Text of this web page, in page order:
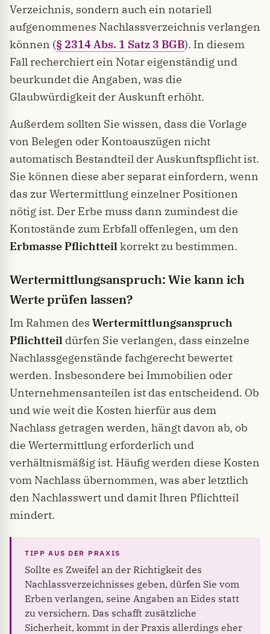
Verzeichnis, sondern auch ein notariell
aufgenommenes Nachlassverzeichnis verlangen
können (§ 2314 Abs. 1 Satz 3 BGB). In diesem
Fall recherchiert ein Notar eigenständig und
beurkundet die Angaben, was die
Glaubwürdigkeit der Auskunft erhöht.
Außerdem sollten Sie wissen, dass die Vorlage
von Belegen oder Kontoauszügen nicht
automatisch Bestandteil der Auskunftspflicht ist.
Sie können diese aber separat einfordern, wenn
das zur Wertermittlung einzelner Positionen
nötig ist. Der Erbe muss dann zumindest die
Kontostände zum Erbfall offenlegen, um den
Erbmasse Pflichtteilkorrekt zu bestimmen.
Wertermittlungsanspruch: Wie kann ich
Werte prüfen lassen?
Im Rahmen des Wertermittlungsanspruch
Pflichtteil dürfen Sie verlangen, dass einzelne
Nachlassgegenstände fachgerecht bewertet
werden. Insbesondere bei Immobilien oder
Unternehmensanteilen ist das entscheidend. Ob
und wie weit die Kosten hierfür aus dem
Nachlass getragen werden, hängt davon ab, ob
die Wertermittlung erforderlich und
verhältnismäßig ist. Häufig werden diese Kosten
vom Nachlass übernommen, was aber letztlich
den Nachlasswert und damit Ihren Pflichtteil
mindert.
Sollte es Zweifel an der Richtigkeit des
Nachlassverzeichnisses geben, dürfen Sie vom
Erben verlangen, seine Angaben an Eides statt
zu versichern. Das schafft zusätzliche
Sicherheit, kommt in der Praxis allerdings eher